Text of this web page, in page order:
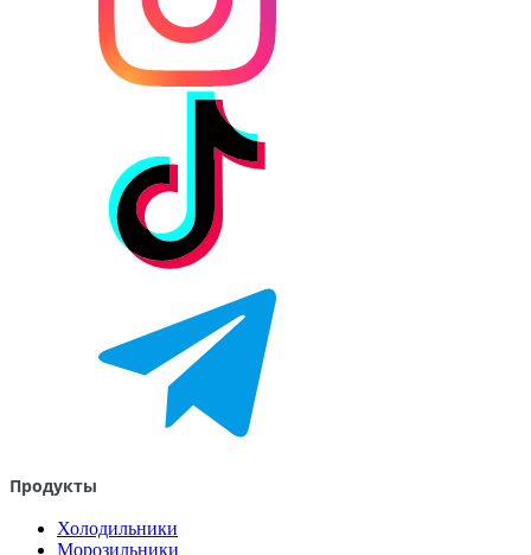
Продукты
Холодильники
Морозильники